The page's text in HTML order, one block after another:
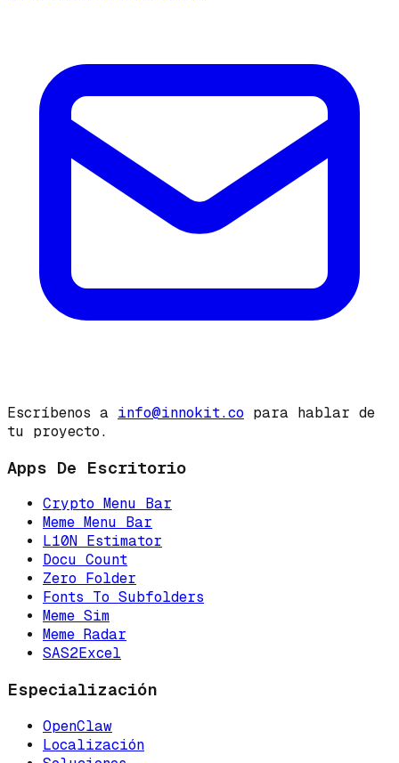
Escríbenos a info@innokit.co
para hablar de
tu proyecto.
Apps De Escritorio
Crypto Menu Bar
Meme Menu Bar
L10N Estimator
Docu Count
Zero Folder
Fonts To Subfolders
Meme Sim
Meme Radar
SAS2Excel
Especialización
OpenClaw
Localización